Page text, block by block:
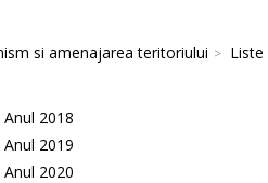
si amenajarea teritoriului Liste
Anul 2018
Anul 2019
Anul 2020